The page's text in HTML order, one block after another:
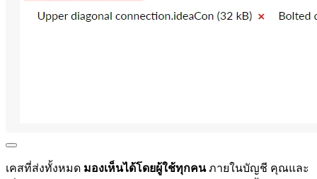
เคสที่ส่งทั้งหมด มองเห็นได้โดยผู้ใช้ทุกคนภายในบัญชี คุณและ